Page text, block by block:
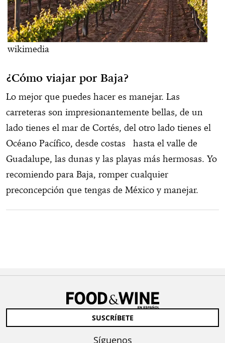
wikimedia
¿Cómo viajar por Baja?
Lo mejor que puedes hacer es manejar. Las
carreteras son impresionantemente bellas, de un
lado tienes el mar de Cortés, del otro lado tienes el
Océano Pacífico, desde costas hasta el valle de
Guadalupe, las dunas y las playas más hermosas. Yo
recomiendo para Baja, romper cualquier
preconcepción que tengas de México y manejar.
SUSCRÍBETE
Síguenos